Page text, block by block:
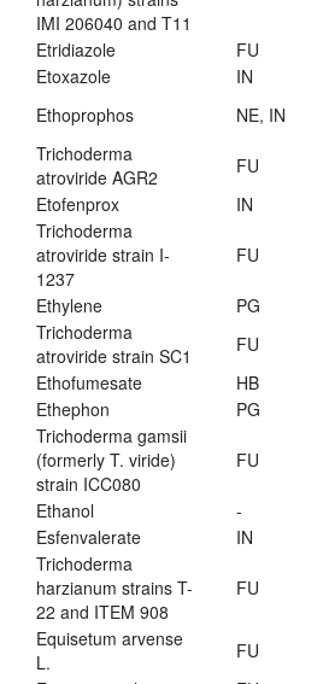
IMI 206040 and T11
Etridiazole FU
Etoxazole
IN
Ethoprophos
NE, IN
Trichoderma
atroviride AGR2
FU
Etofenprox
IN
Trichoderma
atroviride strain I-
1237
FU
Ethylene PG
Trichoderma
atroviride strain SC1
FU
Ethofumesate
HB
Ethephon
PG
Trichoderma gamsii
(formerly T. viride)
strain ICC080
FU
Ethanol -
Esfenvalerate
IN
Trichoderma
harzianum strains T-
22 and ITEM 908
FU
Equisetum arvense
L.
FU